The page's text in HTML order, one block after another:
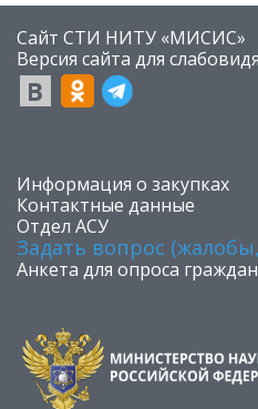
Сайт СТИ НИТУ «МИСИС»
​Версия сайта для
​Информация о закупках
Контактные данные
Отдел АСУ
Задать вопрос
Анкета для опроса граждан